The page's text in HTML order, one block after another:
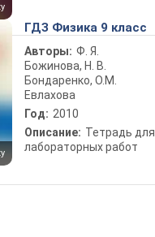
ГДЗ Физика 9 класс
Авторы: Ф. Я.
Божинова, Н. В.
Бондаренко, О.М.
Евлахова
Год: 2010
Описание: Тетрадь для
лабораторных работ